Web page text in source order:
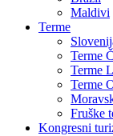
Maldivi
Terme
Terme
Terme
Terme
Fruške
Kongresni